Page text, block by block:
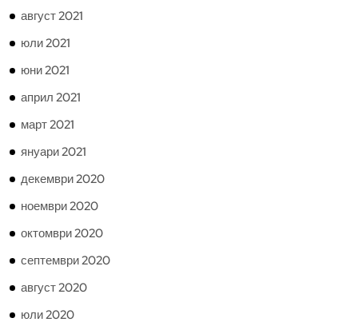
август 2021
юли 2021
юни 2021
април 2021
март 2021
януари 2021
декември 2020
ноември 2020
октомври 2020
септември 2020
август 2020
юли 2020